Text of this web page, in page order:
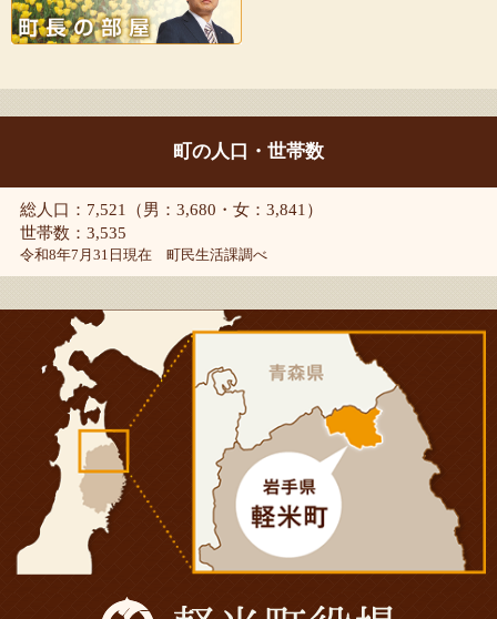
町の人口・世帯数
総人口：7,521（男：3,680・女：3,841）
世帯数：3,535
令和8年7月31日現在 町民生活課調べ